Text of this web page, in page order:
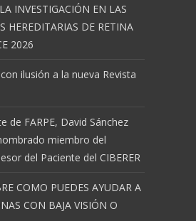
INVESTIGACIÓN EN LAS
HEREDITARIAS DE RETINA
2026
ilusión a la nueva Revista
de FARPE, David Sánchez
miembro del
del Paciente del CIBERER
COMO PUEDES AYUDAR A
CON BAJA VISIÓN O